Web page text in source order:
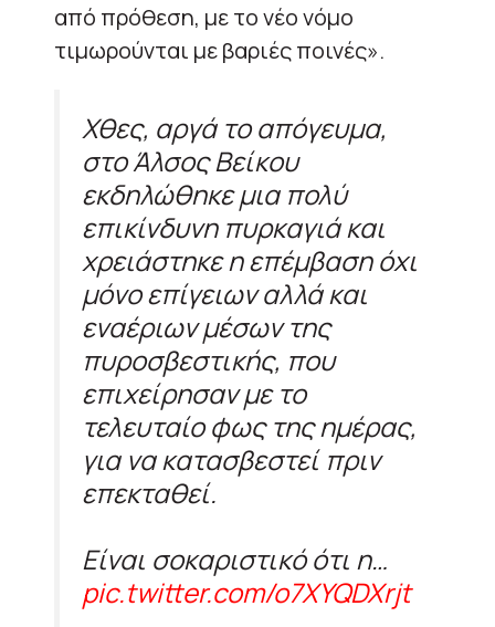
από πρόθεση, με το νέο νόμο
τιμωρούνται με βαριές ποινές».
Χθες, αργά το απόγευμα,
στο Άλσος Βείκου
εκδηλώθηκε μια πολύ
επικίνδυνη πυρκαγιά και
χρειάστηκε η επέμβαση όχι
μόνο επίγειων αλλά και
εναέριων μέσων της
πυροσβεστικής, που
επιχείρησαν με το
τελευταίο φως της ημέρας,
για να κατασβεστεί πριν
επεκταθεί.
Είναι σοκαριστικό ότι η…
pic.twitter.com/o7XYQDXrjt